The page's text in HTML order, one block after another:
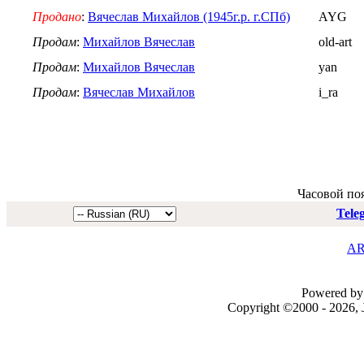
Продано: Вячеслав Михайлов (1945г.р. г.СПб)
AYG
Продам: Михайлов Вячеслав
old-art
Продам: Михайлов Вячеслав
yan
Продам: Вячеслав Михайлов i_ra
Часовой
Powered
Copyright ©2000 - 2026,